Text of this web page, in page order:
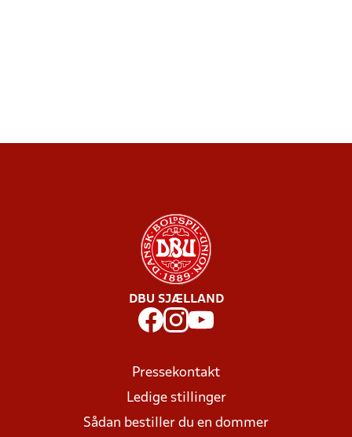
DBU SJÆLLAND
Pressekontakt
Ledige stillinger
Sådan bestiller du en dommer